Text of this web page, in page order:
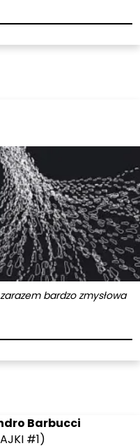
bardzo zmysłowa
Barbucci
#1)